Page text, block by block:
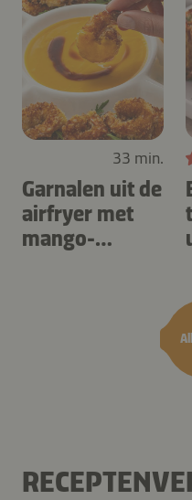
33 min.
Garnalen uit de
airfryer met
mango-